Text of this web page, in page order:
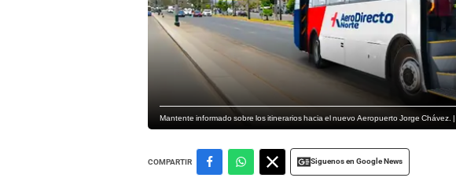
Mantente informado sobre los itinerarios hacia el nuevo Aeropuerto Jorge Chávez.
COMPARTIR Siguenos en Google News